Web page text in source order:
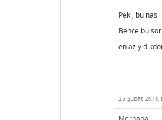
Peki, bu
Bence bu
en az y
25 Şubat 2016